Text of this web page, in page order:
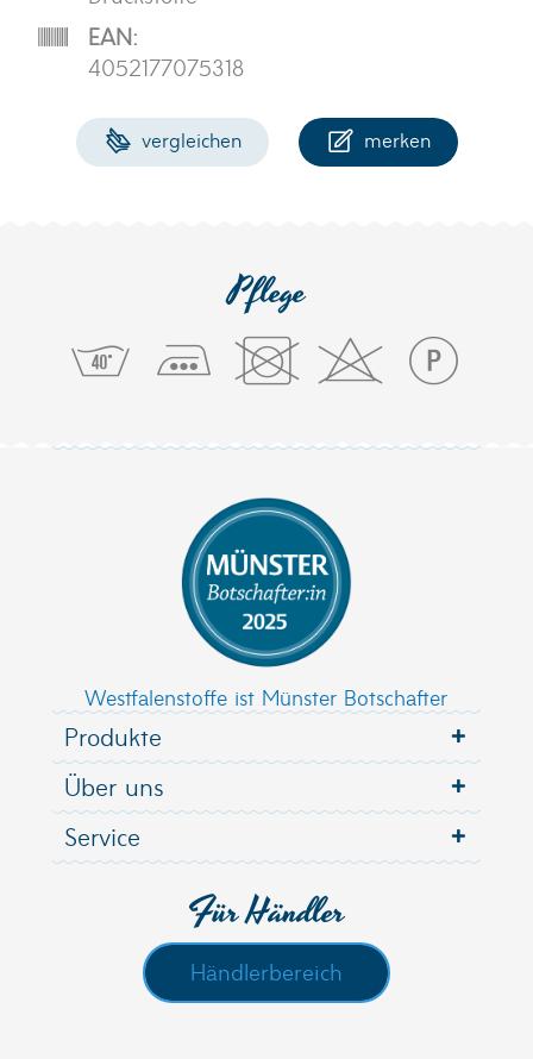
EAN:
4052177075318
vergleichen merken
Pflege
Westfalenstoffe ist Münster Botschafter
Produkte
Über uns
Service
Für Händler
Händlerbereich